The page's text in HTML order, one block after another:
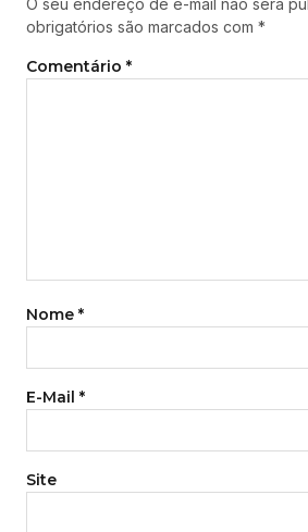
obrigatórios são marcados com *
Comentário *
Nome *
E-Mail *
Site